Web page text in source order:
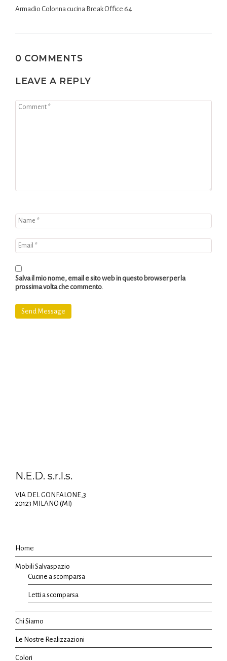
Armadio Colonna cucina Break Office 64
0 COMMENTS
LEAVE A REPLY
Salva il mio nome, email e sito web in questo browser per la
prossima volta che commento.
N.E.D. s.r.l.s.
VIA DEL GONFALONE,3
20123 MILANO (MI)
Home
Mobili Salvaspazio
Cucine a scomparsa
Letti a scomparsa
Chi Siamo
Le Nostre Realizzazioni
Colori